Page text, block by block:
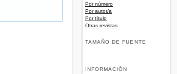
Por número
Por autor/a
Por título
Otras revistas
TAMAÑO DE FUENTE
INFORMACIÓN